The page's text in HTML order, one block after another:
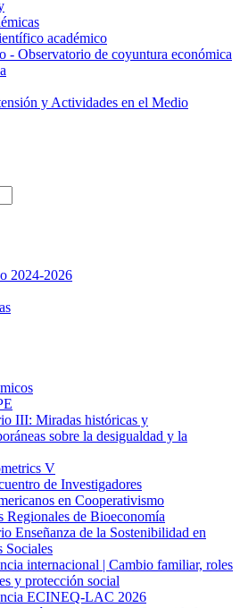
académico
- Observatorio de coyuntura económica
y Actividades en el Medio
2024-2026
III: Miradas históricas y
sobre la desigualdad y la
V
de Investigadores
en Cooperativismo
Regionales de Bioeconomía
Enseñanza de la Sostenibilidad en
Sociales
internacional | Cambio familiar, roles
y protección social
ECINEQ-LAC 2026